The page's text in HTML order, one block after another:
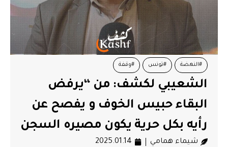
#النهضة #تونس #وقفة
الشعيبي لكشف: من “يرفض
البقاء حبيس الخوف و يفصح عن
رأيه بكل حرية يكون مصيره السجن
شيماء همامي 2025.01.14